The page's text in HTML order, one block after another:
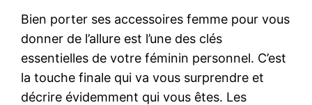
Bien porter ses accessoires femme pour vous
donner de l’allure est l’une des clés
essentielles de votre féminin personnel. C’est
la touche finale qui va vous surprendre et
décrire évidemment qui vous êtes. Les